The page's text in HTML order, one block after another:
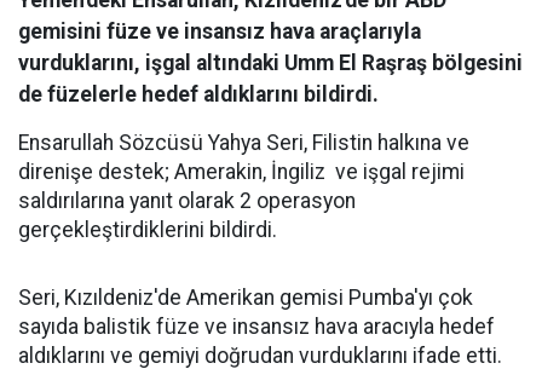
gemisini füze ve insansız hava araçlarıyla
vurduklarını, işgal altındaki Umm El Raşraş bölgesini
de füzelerle hedef aldıklarını bildirdi.
Ensarullah Sözcüsü Yahya Seri, Filistin halkına ve
direnişe destek; Amerakin, İngiliz ve işgal rejimi
saldırılarına yanıt olarak 2 operasyon
gerçekleştirdiklerini bildirdi.
Seri, Kızıldeniz'de Amerikan gemisi Pumba'yı çok
sayıda balistik füze ve insansız hava aracıyla hedef
aldıklarını ve gemiyi doğrudan vurduklarını ifade etti.